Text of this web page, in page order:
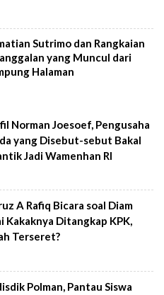
Sutrimo dan Rangkaian
yang Muncul dari
Halaman
Norman Joesoef, Pengusaha
yang Disebut-sebut Bakal
Jadi Wamenhan RI
A Rafiq Bicara soal Diam
Kakaknya Ditangkap KPK,
Terseret?
Polman, Pantau Siswa